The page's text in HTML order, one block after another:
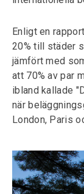
Enligt en
20% till städer
jämfört med
att 70% av par
ibland kallade
när
London, Paris